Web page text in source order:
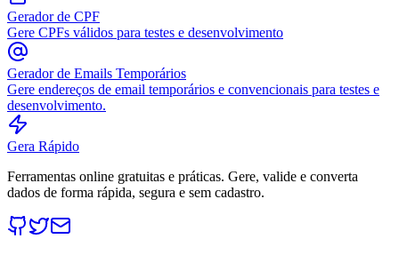
Gerador de CPF
Gere CPFs válidos para testes e desenvolvimento
Gerador de Emails Temporários
Gere endereços de email temporários e convencionais para testes e
desenvolvimento.
Gera Rápido
Ferramentas online gratuitas e práticas. Gere, valide e converta
dados de forma rápida, segura e sem cadastro.